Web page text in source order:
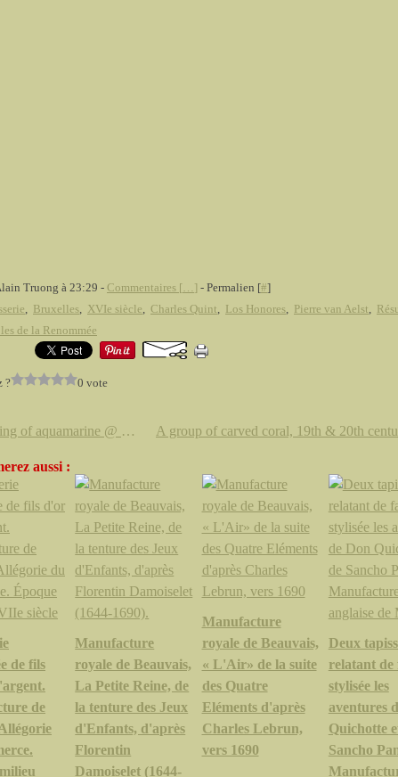
Truong à 23:29 - Commentaires [… ] - Permalien [#]
, Bruxelles, XVIe siècle, Charles Quint, Los Honores, Pierre van Aelst,
de la Renommée
? 0 vote
Shopping of aquamarine @ Sotheby's
aussi :
de fils
de
Manufacture
royale de Beauvais,
La Petite Reine, de
la tenture des Jeux
d'Enfants, d'après
Florentin
Damoiselet (1644-
Manufacture
royale de Beauvais,
« L'Air» de la suite
des Quatre
Eléments d'après
Charles Lebrun,
vers 1690
Deux
relatant de
stylisée les
aventures
Quichotte
Sancho